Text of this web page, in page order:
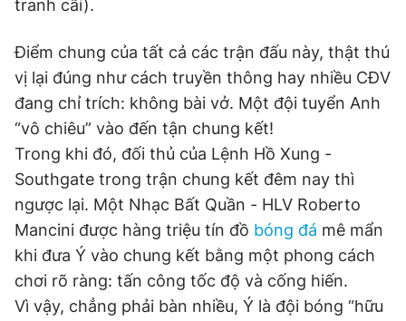
tranh cãi).
Điểm chung của tất cả các trận đấu này, thật thú
vị lại đúng như cách truyền thông hay nhiều CĐV
đang chỉ trích: không bài vở. Một đội tuyển Anh
“vô chiêu” vào đến tận chung kết!
Trong khi đó, đối thủ của Lệnh Hồ Xung -
Southgate trong trận chung kết đêm nay thì
ngược lại. Một Nhạc Bất Quần - HLV Roberto
Mancini được hàng triệu tín đồ bóng đá mê mẩn
khi đưa Ý vào chung kết bằng một phong cách
chơi rõ ràng: tấn công tốc độ và cống hiến.
Vì vậy, chẳng phải bàn nhiều, Ý là đội bóng “hữu